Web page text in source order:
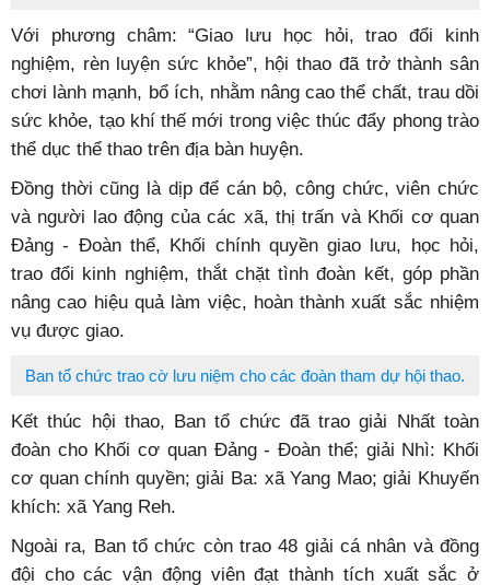
Với phương châm: “Giao lưu học hỏi, trao đổi kinh
nghiệm, rèn luyện sức khỏe”, hội thao đã trở thành sân
chơi lành mạnh, bổ ích, nhằm nâng cao thể chất, trau dồi
sức khỏe, tạo khí thế mới trong việc thúc đẩy phong trào
thể dục thể thao trên địa bàn huyện.
Đồng thời cũng là dịp để cán bộ, công chức, viên chức
và người lao động của các xã, thị trấn và Khối cơ quan
Đảng - Đoàn thể, Khối chính quyền giao lưu, học hỏi,
trao đổi kinh nghiệm, thắt chặt tình đoàn kết, góp phần
nâng cao hiệu quả làm việc, hoàn thành xuất sắc nhiệm
vụ được giao.
Ban tổ chức trao cờ lưu niệm cho các đoàn tham dự hội thao.
Kết thúc hội thao, Ban tổ chức đã trao giải Nhất toàn
đoàn cho Khối cơ quan Đảng - Đoàn thể; giải Nhì: Khối
cơ quan chính quyền; giải Ba: xã Yang Mao; giải Khuyến
khích: xã Yang Reh.
Ngoài ra, Ban tổ chức còn trao 48 giải cá nhân và đồng
đội cho các vận động viên đạt thành tích xuất sắc ở